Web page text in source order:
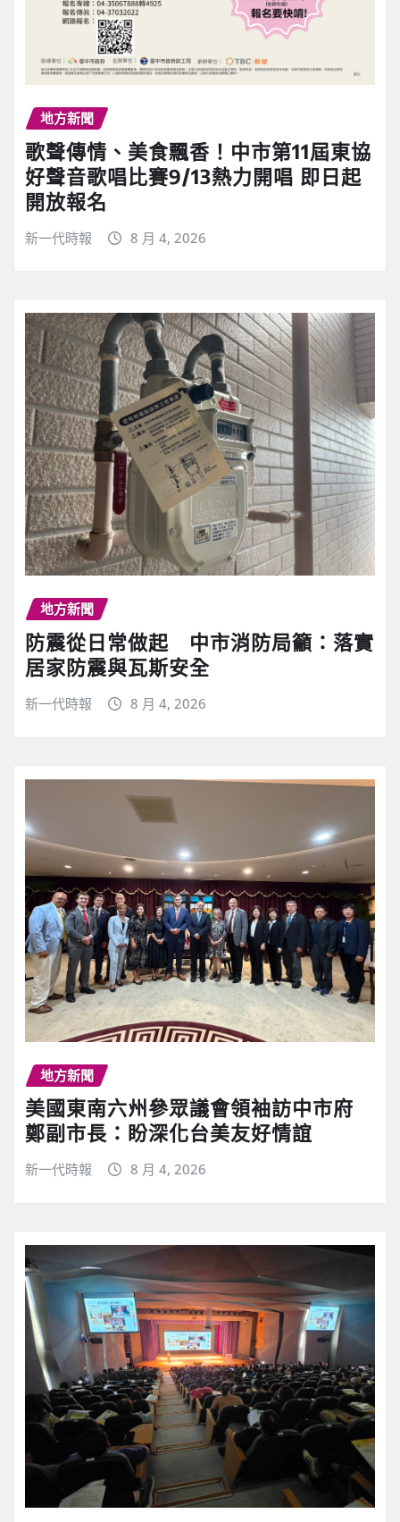
地方新聞
歌聲傳情、美食飄香！中市第11屆東協
好聲音歌唱比賽9/13熱力開唱 即日起
開放報名
新一代時報 8 月 4, 2026
地方新聞
防震從日常做起 中市消防局籲：落實
居家防震與瓦斯安全
新一代時報 8 月 4, 2026
地方新聞
美國東南六州參眾議會領袖訪中市府
鄭副市長：盼深化台美友好情誼
新一代時報 8 月 4, 2026